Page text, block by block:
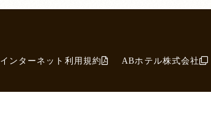
インターネット利用規約 ABホテル株式会社